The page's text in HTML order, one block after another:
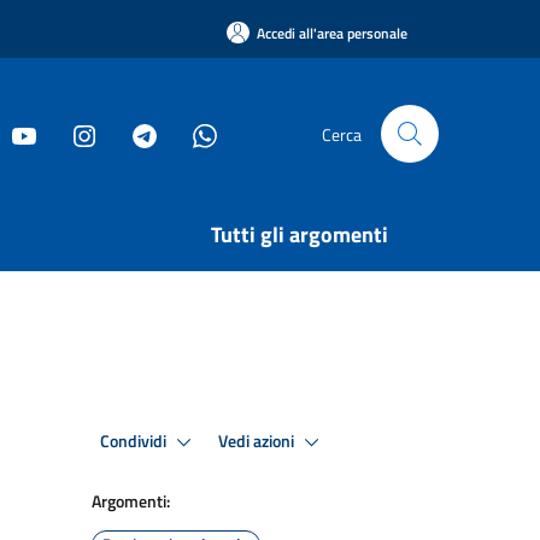
Accedi all'area personale
Cerca
Tutti gli argomenti
Condividi Vedi azioni
Argomenti: